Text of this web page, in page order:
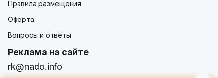
Правила размещения
Оферта
Вопросы и ответы
Реклама на сайте
rk@nado.info